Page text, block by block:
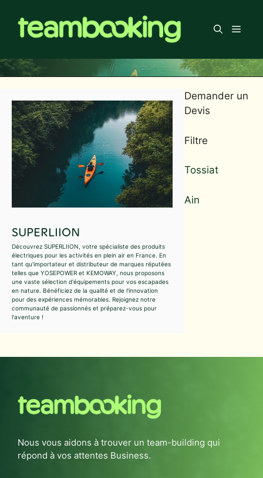
contenu
Menu
SUPERLIION
Découvrez SUPERLIION, votre spécialiste des produits
électriques pour les activités en plein air en France. En
tant qu'importateur et distributeur de marques réputées
telles que YOSEPOWER et KEMOWAY, nous proposons
une vaste sélection d'équipements pour vos escapades
en nature. Bénéficiez de la qualité et de l'innovation
pour des expériences mémorables. Rejoignez notre
communauté de passionnés et préparez-vous pour
l'aventure !
Demander un
Devis
Filtre
Tossiat
Ain
Nous vous aidons à trouver un team-building qui
répond à vos attentes Business.